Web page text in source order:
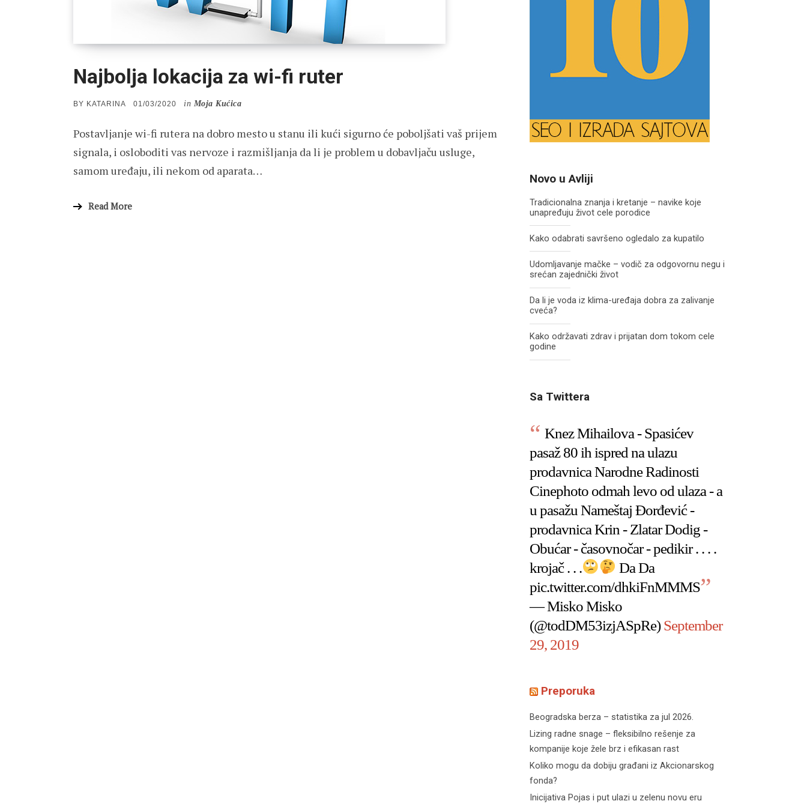
Najbolja lokacija za wi-fi ruter
BY KATARINA
POSTED
01/03/2020 in Moja Kućica
Postavljanje wi-fi rutera na dobro mesto u stanu ili kući sigurno će poboljšati vaš prijem
signala, i osloboditi vas nervoze i razmišljanja da li je problem u dobavljaču usluge,
samom uređaju, ili nekom od aparata…
Read More
Novo u Avliji
Tradicionalna znanja i kretanje – navike koje
unapređuju život cele porodice
Kako odabrati savršeno ogledalo za kupatilo
Udomljavanje mačke – vodič za odgovornu negu i
srećan zajednički život
Da li je voda iz klima-uređaja dobra za zalivanje
cveća?
Kako održavati zdrav i prijatan dom tokom cele
godine
Sa Twittera
Knez Mihailova - Spasićev
pasaž 80 ih ispred na ulazu
prodavnica Narodne Radinosti
Cinephoto odmah levo od ulaza - a
u pasažu Nameštaj Đorđević -
prodavnica Krin - Zlatar Dodig -
Obućar - časovnočar - pedikir . . . .
krojač . . .
Da Da
pic.twitter.com/dhkiFnMMMS
— Misko Misko
(@todDM53izjASpRe)September
29, 2019
Preporuka
Beogradska berza – statistika za jul 2026.
Lizing radne snage – fleksibilno rešenje za
kompanije koje žele brz i efikasan rast
Koliko mogu da dobiju građani iz Akcionarskog
fonda?
Inicijativa Pojas i put ulazi u zelenu novu eru